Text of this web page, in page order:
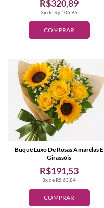
COMPRAR
3x de R$ 106,96
R$320,89
COMPRAR
3x de R$ 63,84
R$191,53
Buquê Luxo De Rosas Amarelas E
Girassóis